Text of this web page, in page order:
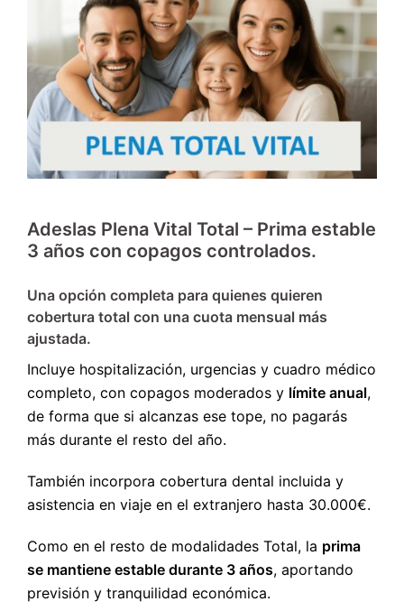
Adeslas Plena Vital Total – Prima estable
3 años con copagos controlados.
Una opción completa para quienes quieren
cobertura total con una cuota mensual más
ajustada.
Incluye hospitalización, urgencias y cuadro médico
completo, con copagos moderados y límite anual,
de forma que si alcanzas ese tope, no pagarás
más durante el resto del año.
También incorpora cobertura dental incluida y
asistencia en viaje en el extranjero hasta 30.000€.
Como en el resto de modalidades Total, la prima
se mantiene estable durante 3 años, aportando
previsión y tranquilidad económica.